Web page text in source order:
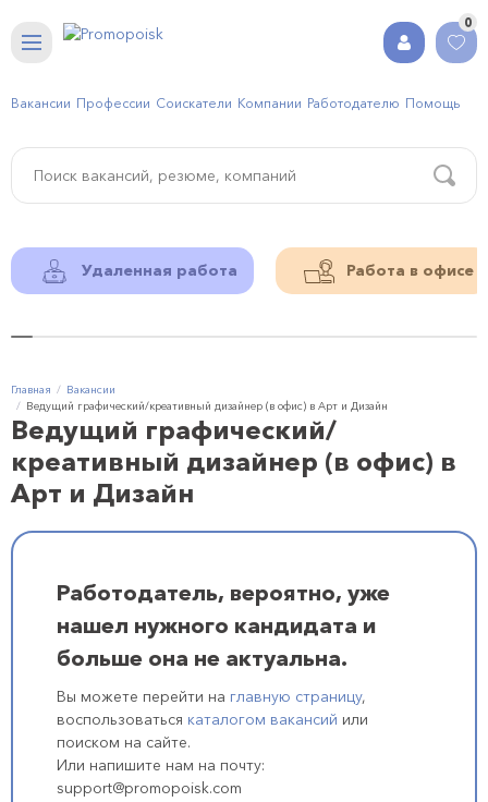
0
Вакансии Профессии Соискатели Компании Работодателю Помощь
Удаленная работа Работа в офисе
Главная
Вакансии
Ведущий графический/креативный дизайнер (в офис) в Арт и Дизайн
Ведущий графический/
креативный дизайнер (в офис) в
Арт и Дизайн
Работодатель, вероятно, уже
нашел нужного кандидата и
больше она не актуальна.
Вы можете перейти на главную страницу,
воспользоваться каталогом вакансий или
поиском на сайте.
Или напишите нам на почту:
support@promopoisk.com